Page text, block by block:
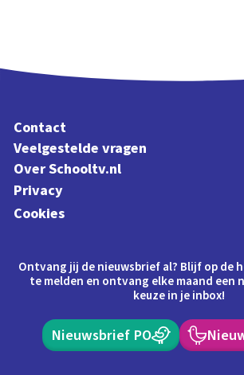
Contact
Veelgestelde vragen
Over Schooltv.nl
Privacy
Cookies
Ontvang jij de nieuwsbrief al? Blijf op de
te melden en ontvang elke maand een
keuze in je inbox!
Nieuwsbrief PO